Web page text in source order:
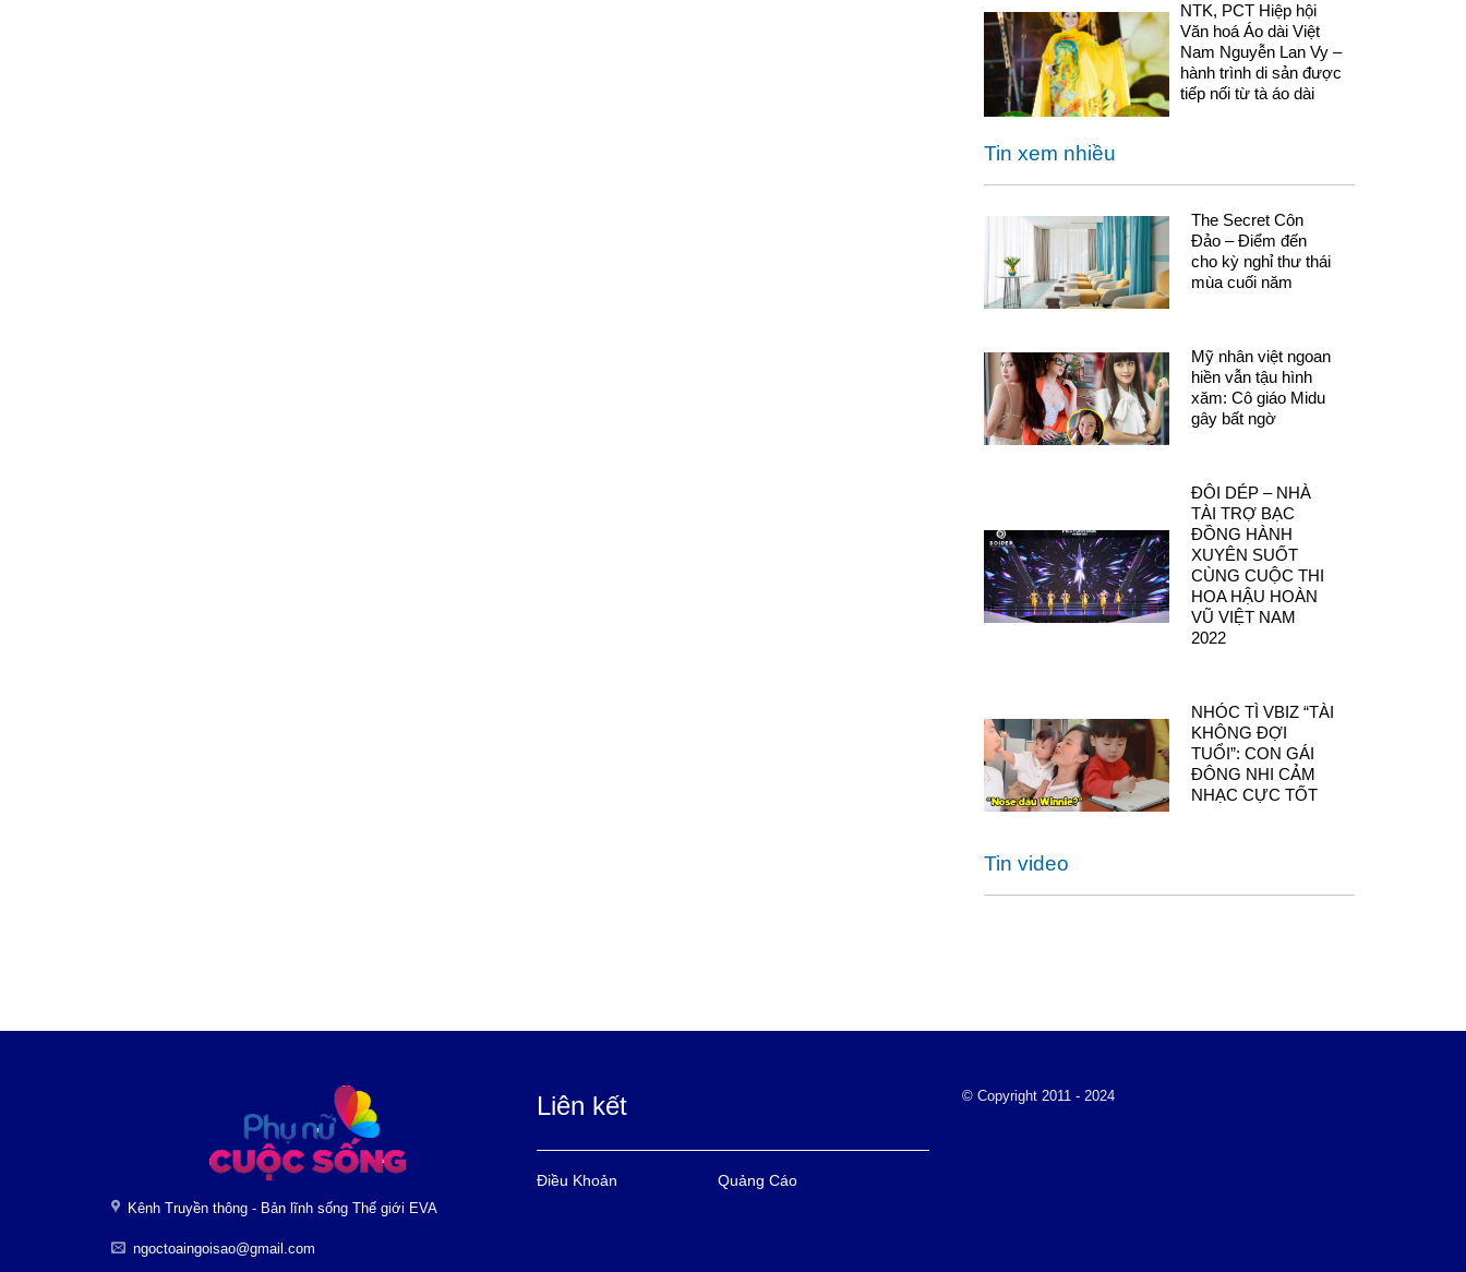
NTK, PCT Hiệp hội
Văn hoá Áo dài Việt
Nam Nguyễn Lan Vy –
hành trình di sản được
tiếp nối từ tà áo dài
Tin xem nhiều
The Secret Côn
Đảo – Điểm đến
cho kỳ nghỉ thư thái
mùa cuối năm
Mỹ nhân việt ngoan
hiền vẫn tậu hình
xăm: Cô giáo Midu
gây bất ngờ
ĐÔI DÉP – NHÀ
TÀI TRỢ BẠC
ĐỒNG HÀNH
XUYÊN SUỐT
CÙNG CUỘC THI
HOA HẬU HOÀN
VŨ VIỆT NAM
2022
NHÓC TÌ VBIZ “TÀI
KHÔNG ĐỢI
TUỔI”: CON GÁI
ĐÔNG NHI CẢM
NHẠC CỰC TỐT
Tin video
Kênh Truyền thông - Bản lĩnh sống Thế giới EVA
ngoctoaingoisao@gmail.com
Liên kết
Điều Khoản Quảng Cáo
© Copyright 2011 - 2024